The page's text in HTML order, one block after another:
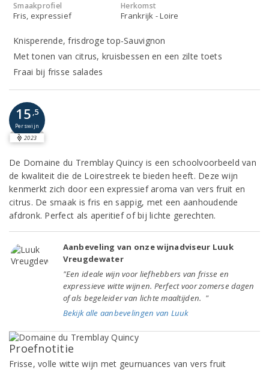
Smaakprofiel
Fris, expressief
Herkomst
Frankrijk - Loire
Knisperende, frisdroge top-Sauvignon
Met tonen van citrus, kruisbessen en een zilte toets
Fraai bij frisse salades
15 ,5
Perswijn
2023
De Domaine du Tremblay Quincy is een schoolvoorbeeld van
de kwaliteit die de Loirestreek te bieden heeft. Deze wijn
kenmerkt zich door een expressief aroma van vers fruit en
citrus. De smaak is fris en sappig, met een aanhoudende
afdronk. Perfect als aperitief of bij lichte gerechten.
Aanbeveling van onze wijnadviseur Luuk
Vreugdewater
"Een ideale wijn voor liefhebbers van frisse en
expressieve witte wijnen. Perfect voor zomerse dagen
of als begeleider van lichte maaltijden. "
Bekijk alle aanbevelingen van Luuk
Proefnotitie
Frisse, volle witte wijn met geurnuances van vers fruit